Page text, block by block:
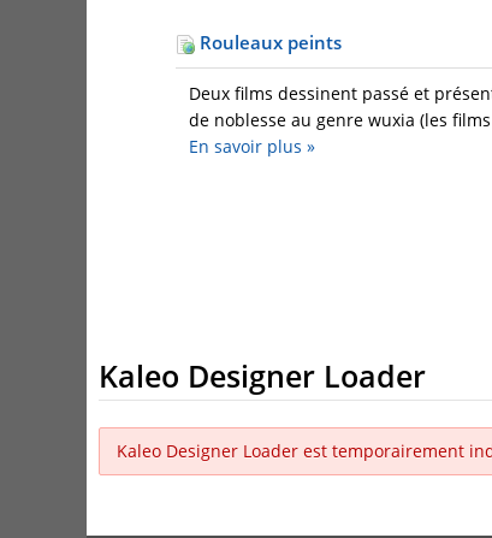
Rouleaux peints
Deux films dessinent passé et
de noblesse au genre wuxia (les
En savoir plus »
Kaleo Designer Loader
Kaleo Designer Loader est temporairement